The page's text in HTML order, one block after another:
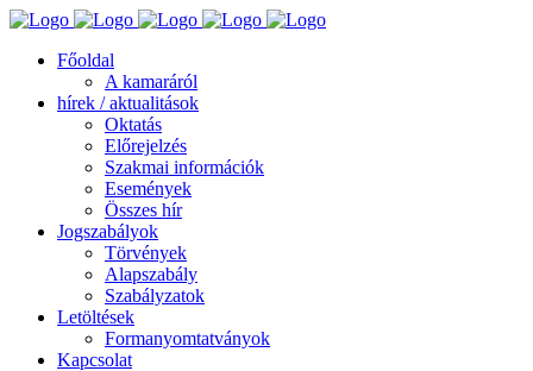
Főoldal
A kamaráról
hírek / aktualitások
Oktatás
Előrejelzés
Szakmai információk
Események
Összes hír
Jogszabályok
Törvények
Alapszabály
Szabályzatok
Letöltések
Formanyomtatványok
Kapcsolat